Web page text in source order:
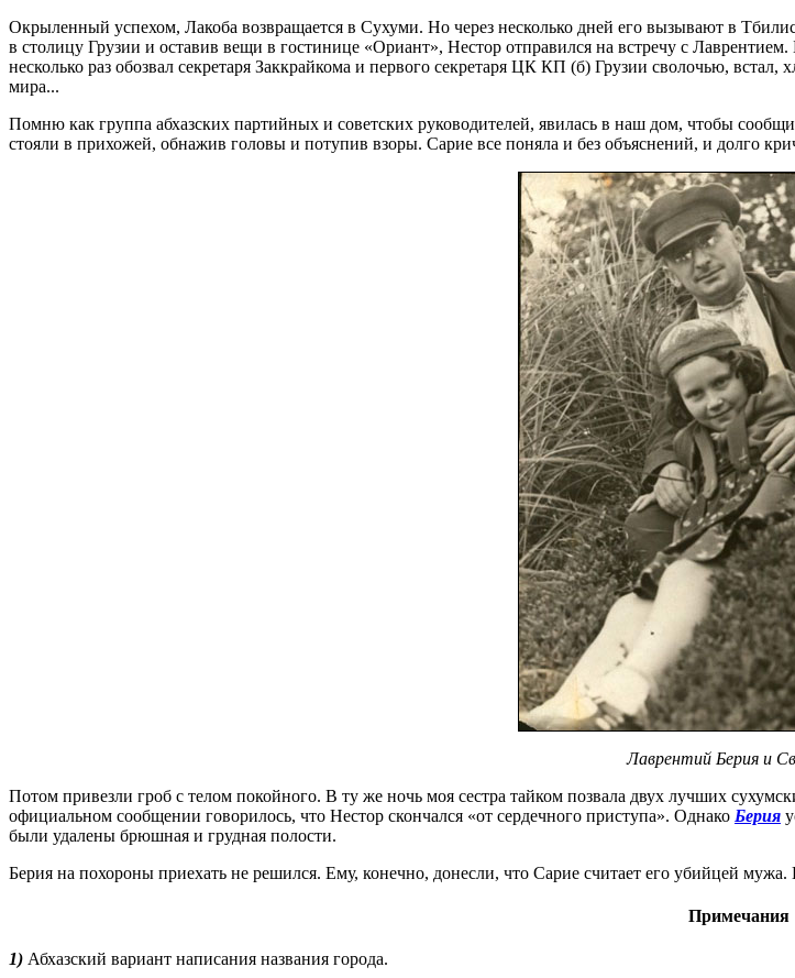
Окрыленный успехом, Лакоба возвращается в Сухуми. Но через несколько дней его вызывают в
в столицу Грузии и оставив вещи в гостинице «Ориант», Нестор отправился на встречу с
несколько раз обозвал секретаря Заккрайкома и первого секретаря ЦК КП (б) Грузии сволочью,
мира...
Помню как группа абхазских партийных и советских руководителей, явилась в наш дом, чтобы
стояли в прихожей, обнажив головы и потупив взоры. Сарие все поняла и без объяснений, и долго
Лаврентий Берия и
Потом привезли гроб с телом покойного. В ту же ночь моя сестра тайком позвала двух лучших
официальном сообщении говорилось, что Нестор скончался «от сердечного приступа». Однако Берия
были удалены брюшная и грудная полости.
Берия на похороны приехать не решился. Ему, конечно, донесли, что Сарие считает его убийцей
Примечания
1) Абхазский вариант написания названия города.